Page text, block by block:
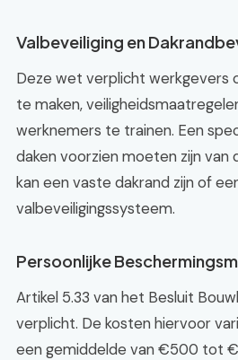
Valbeveiliging en
Deze wet verplicht werkgevers
te maken,
werknemers te trainen. Een
daken voorzien moeten zijn van
kan een vaste dakrand zijn of
valbeveiligingssysteem.
Persoonlijke
Artikel 5.33 van het Besluit
verplicht. De kosten hiervoor
een gemiddelde van €500 tot